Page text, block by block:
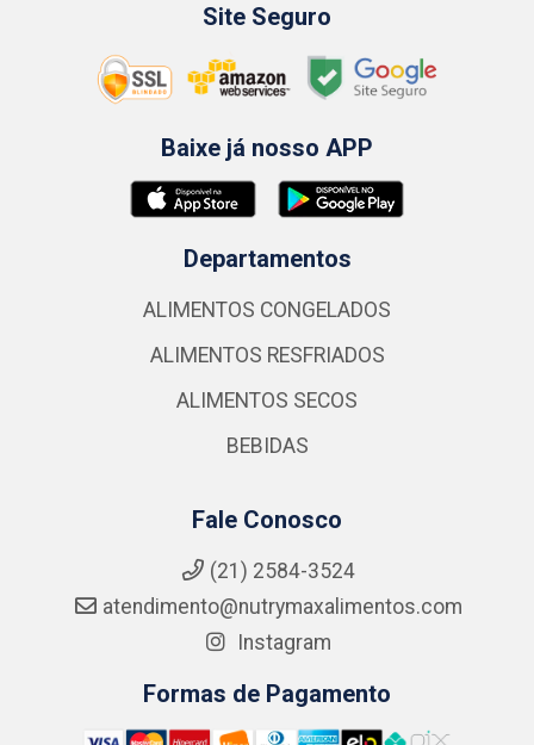
Site Seguro
Baixe já nosso APP
Departamentos
ALIMENTOS CONGELADOS
ALIMENTOS RESFRIADOS
ALIMENTOS SECOS
BEBIDAS
Fale Conosco
(21) 2584-3524
atendimento@nutrymaxalimentos.com
Instagram
Formas de Pagamento